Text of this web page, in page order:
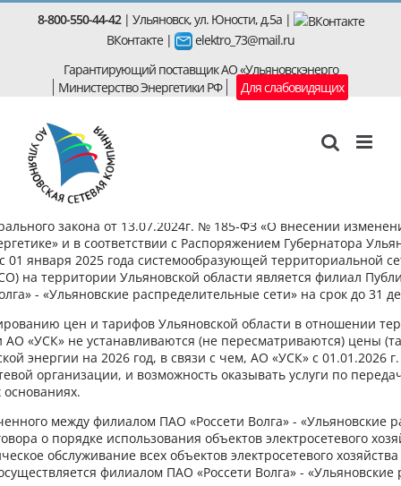
Skip
8-800-550-44-42| Ульяновск, ул. Юности, д.5а |
ВКонтакте|
elektro_73@mail.ru
Гарантирующий поставщик АО «Ульяновскэнерго
Министерство Энергетики РФ
Для слабовидящих
Начальник РЭС Чердаклинского
района
Начальник РЭС
Чердаклинского района
выданные персоналу АО «УСК» считать
АО «Ульяновская сетевая компания» с 01.01.2026г.
закона от 13.07.2024г. № 185-ФЗ «О внесении
и в соответствии с Распоряжением Губернатора
01 января 2025 года системообразующей территориальной
на территории Ульяновской области является филиал
- «Ульяновские распределительные сети» на срок до 31
цен и тарифов Ульяновской области в отношении
АО «УСК» не устанавливаются (не пересматриваются) цены
энергии на 2026 год, в связи с чем, АО «УСК» с 01.01.2026 г.
организации, и возможность оказывать услуги по
между филиалом ПАО «Россети Волга» - «Ульяновские
о порядке использования объектов электросетевого
обслуживание всех объектов электросетевого
филиалом ПАО «Россети Волга» -